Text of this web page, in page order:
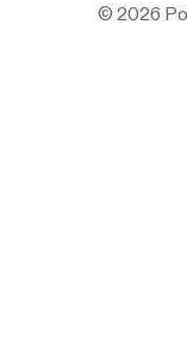
© 2026